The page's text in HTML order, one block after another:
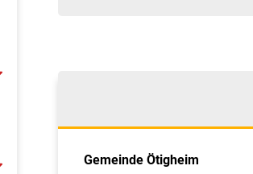
Gemeinde Ötigheim